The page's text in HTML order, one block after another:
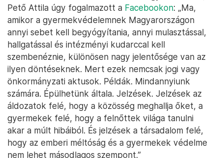
Pető Attila úgy fogalmazott a Facebookon: „Ma,
amikor a gyermekvédelemnek Magyarországon
annyi sebet kell begyógyítania, annyi mulasztással,
hallgatással és intézményi kudarccal kell
szembenéznie, különösen nagy jelentősége van az
ilyen döntéseknek. Mert ezek nemcsak jogi vagy
önkormányzati aktusok. Példák. Mindannyiunk
számára. Épülhetünk általa. Jelzések. Jelzések az
áldozatok felé, hogy a közösség meghallja őket, a
gyermekek felé, hogy a felnőttek világa tanulni
akar a múlt hibáiból. És jelzések a társadalom felé,
hogy az emberi méltóság és a gyermekek védelme
nem lehet másodlagos szempont.”